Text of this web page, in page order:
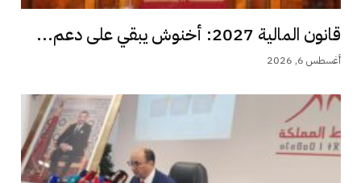
قانون المالية 2027: أخنوش يبقي على دعم...
أغسطس 6, 2026